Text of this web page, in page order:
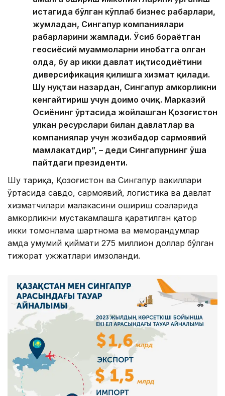
истагида бўлган кўплаб бизнес раҳбарлари,
жумладан, Сингапур компаниялари
раҳбарларини жамлади. Ўсиб бораётган
геосиёсий муаммоларни инобатга олган
ҳолда, бу ҳар икки давлат иқтисодиётини
диверсификация қилишга хизмат қилади.
Шу нуқтаи назардан, Сингапур ҳамкорликни
кенгайтириш учун доимо очиқ. Марказий
Осиёнинг ўртасида жойлашган Қозоғистон
улкан ресурслари билан давлатлар ва
компаниялар учун жозибадор сармоявий
мамлакатдир”, – деди Сингапурнинг ўша
пайтдаги президенти.
Шу тариқа, Қозоғистон ва Сингапур вакиллари
ўртасида савдо, сармоявий, логистика ва давлат
хизматчилари малакасини ошириш соҳаларида
ҳамкорликни мустаҳкамлашга қаратилган қатор
икки томонлама шартнома ва меморандумлар
ҳамда умумий қиймати 275 миллион доллар бўлган
тижорат ҳужжатлари имзоланди.